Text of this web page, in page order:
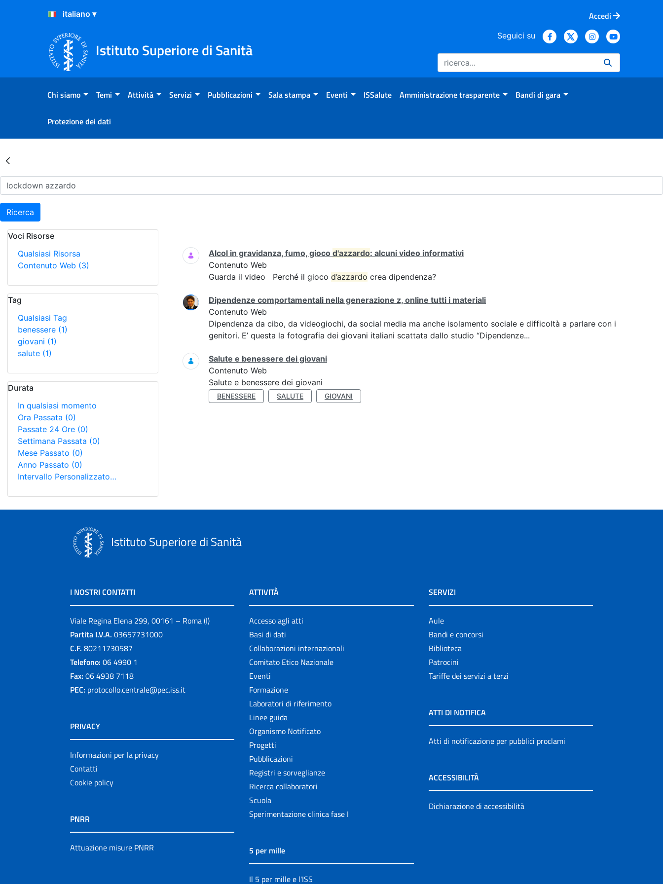
Salta al Contenuto
Salta al Footer
Accedi
Istituto Superiore di Sanità
Seguici su
Chi siamo Temi Attività Servizi Pubblicazioni Sala stampa Eventi ISSalute Amministrazione trasparente Bandi di gara
Protezione dei dati
Risultati della Ricerca - Archivio
Ricerca
Voci Risorse
Qualsiasi Risorsa
Contenuto Web (3)
Tag
Qualsiasi Tag
benessere (1)
giovani (1)
salute (1)
Durata
In qualsiasi momento
Ora Passata (0)
Passate 24 Ore (0)
Settimana Passata (0)
Mese Passato (0)
Anno Passato (0)
Intervallo Personalizzato…
Ricerca
Alcol in gravidanza, fumo, gioco d'azzardo: alcuni video informativi
Contenuto Web
Guarda il video Perché il gioco d’azzardo crea dipendenza?
Dipendenze comportamentali nella generazione z, online tutti i materiali
Contenuto Web
Dipendenza da cibo, da videogiochi, da social media ma anche isolamento sociale e difficoltà a parlare con i
genitori. E’ questa la fotografia dei giovani italiani scattata dallo studio “Dipendenze...
Salute e benessere dei giovani
Contenuto Web
Salute e benessere dei giovani
BENESSERE SALUTE GIOVANI
Istituto Superiore di Sanità
I NOSTRI CONTATTI
Viale Regina Elena 299, 00161 – Roma (I)
Partita I.V.A. 03657731000
C.F. 80211730587
Telefono: 06 4990 1
Fax: 06 4938 7118
PEC: protocollo.centrale@pec.iss.it
PRIVACY
Informazioni per la privacy
Contatti
Cookie policy
PNRR
Attuazione misure PNRR
ATTIVITÀ
Accesso agli atti
Basi di dati
Collaborazioni internazionali
Comitato Etico Nazionale
Eventi
Formazione
Laboratori di riferimento
Linee guida
Organismo Notificato
Progetti
Pubblicazioni
Registri e sorveglianze
Ricerca collaboratori
Scuola
Sperimentazione clinica fase I
5 per mille
Il 5 per mille e l'ISS
SERVIZI
Aule
Bandi e concorsi
Biblioteca
Patrocini
Tariffe dei servizi a terzi
ATTI DI NOTIFICA
Atti di notificazione per pubblici proclami
ACCESSIBILITÀ
Dichiarazione di accessibilità